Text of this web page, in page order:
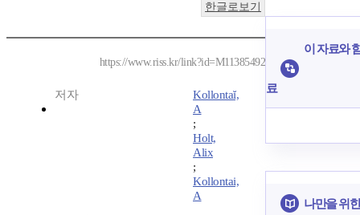
한글로보기
https://www.riss.kr/link?id=M11385492
저자
Kollontaĭ,
A
;
Holt,
Alix
;
Kollontai,
A
이 자료와
료
나만을 위